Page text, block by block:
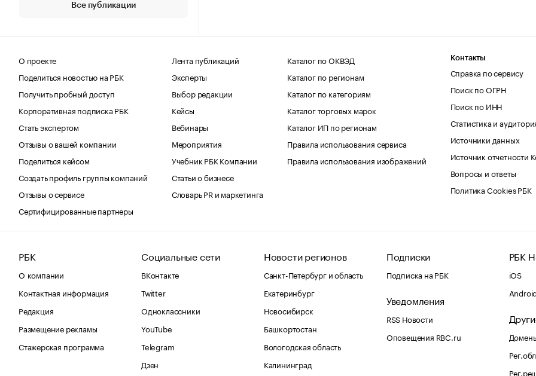
Все публикации
О проекте
Поделиться новостью на РБК
Получить пробный доступ
Корпоративная подписка РБК
Стать экспертом
Отзывы о вашей компании
Поделиться кейсом
Создать профиль группы компаний
Отзывы о сервисе
Сертифицированные партнеры
Лента публикаций
Эксперты
Выбор редакции
Кейсы
Вебинары
Мероприятия
Учебник РБК Компании
Статьи о бизнесе
Словарь PR и маркетинга
Каталог по ОКВЭД
Каталог по регионам
Каталог по категориям
Каталог торговых марок
Каталог ИП по регионам
Правила использования сервиса
Правила использования изображений
Контакты
Справка по сервису
Поиск по ОГРН
Поиск по ИНН
Статистика и
Источники данных
Источник отчетности
Вопросы и ответы
Политика Cookies РБК
РБК
О компании
Контактная информация
Редакция
Размещение рекламы
Стажерская программа
Социальные сети
ВКонтакте
Twitter
Одноклассники
YouTube
Telegram
Дзен
Новости регионов
Санкт-Петербург и область
Екатеринбург
Новосибирск
Башкортостан
Вологодская область
Калининград
Подписки
Подписка на РБК
Уведомления
RSS Новости
Оповещения RBC.ru
РБК
iOS